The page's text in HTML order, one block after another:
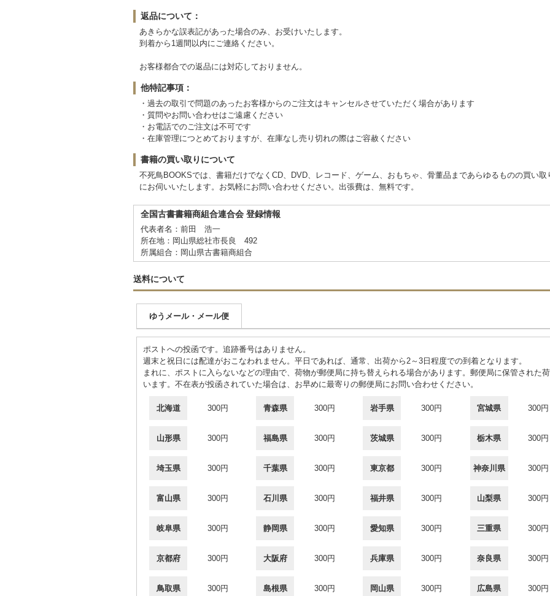
返品について：
あきらかな誤表記があった場合のみ、お受けいたします。
到着から1週間以内にご連絡ください。
お客様都合での返品には対応しておりません。
他特記事項：
・過去の取引で問題のあったお客様からのご注文はキャンセルさせていただく場合があります
・質問やお問い合わせはご遠慮ください
・お電話でのご注文は不可です
・在庫管理につとめておりますが、在庫なし売り切れの際はご容赦ください
書籍の買い取りについて
不死鳥BOOKSでは、書籍だけでなくCD、DVD、レコード、ゲーム、おもちゃ、骨董品まであらゆるものの買い
にお伺いいたします。お気軽にお問い合わせください。出張費は、無料です。
全国古書書籍商組合連合会 登録情報
代表者名：前田 浩一
所在地：岡山県総社市長良 492
所属組合：岡山県古書籍商組合
送料について
ゆうメール・メール便
ポストへの投函です。追跡番号はありません。
週末と祝日には配達がおこなわれません。平日であれば、通常、出荷から2～3日程度での到着となります。
まれに、ポストに入らないなどの理由で、荷物が郵便局に持ち替えられる場合があります。郵便局に保管された
います。不在表が投函されていた場合は、お早めに最寄りの郵便局にお問い合わせください。
北海道 300円 青森県 300円 岩手県 300円 宮城県 300円
山形県 300円 福島県 300円 茨城県 300円 栃木県 300円
埼玉県 300円 千葉県 300円 東京都 300円 神奈川県 300円
富山県 300円 石川県 300円 福井県 300円 山梨県 300円
岐阜県 300円 静岡県 300円 愛知県 300円 三重県 300円
京都府 300円 大阪府 300円 兵庫県 300円 奈良県 300円
鳥取県 300円 島根県 300円 岡山県 300円 広島県 300円